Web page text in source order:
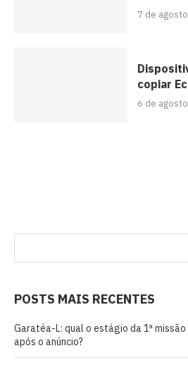
7 de
copiar
6 de
POSTS MAIS RECENTES
Garatéa-L: qual o estágio da 1ª
após o anúncio?